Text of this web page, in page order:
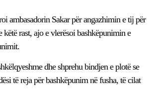
ambasadorin Sakar për angazhimin e tij për
rast, ajo e vlerësoi bashkëpunimin e
dhe shprehu bindjen e plotë se
të reja për bashkëpunim në fusha, të cilat